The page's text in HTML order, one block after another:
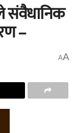
संवैधानिक
–
AA